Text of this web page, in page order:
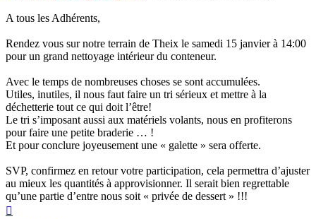
A tous les Adhérents,
Rendez vous sur notre terrain de Theix le samedi 15 janvier à 14:00
pour un grand nettoyage intérieur du conteneur.
Avec le temps de nombreuses choses se sont accumulées.
Utiles, inutiles, il nous faut faire un tri sérieux et mettre à la
déchetterie tout ce qui doit l’être!
Le tri s’imposant aussi aux matériels volants, nous en profiterons
pour faire une petite braderie … !
Et pour conclure joyeusement une « galette » sera offerte.
SVP, confirmez en retour votre participation, cela permettra d’ajuster
au mieux les quantités à approvisionner. Il serait bien regrettable
qu’une partie d’entre nous soit « privée de dessert » !!!